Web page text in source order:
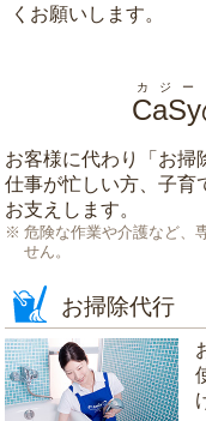
くお願いします。
CaSy
カジー
お客様に代わり「 お掃
仕事が忙しい方、子育
お支えします。
危険な作業や介護など、
せん。
お掃除代行